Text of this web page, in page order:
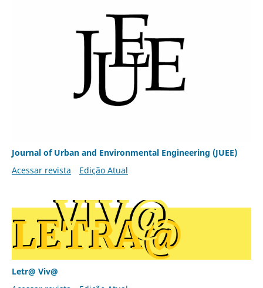
Journal of Urban and Environmental Engineering (JUEE)
Acessar revista
Edição Atual
Letr@ Viv@